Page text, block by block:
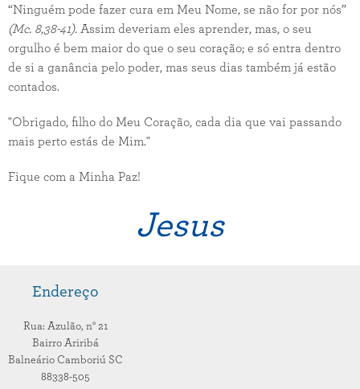
“Ninguém pode fazer cura em Meu Nome, se não for por nós”
(Mc. 8,38-41). Assim deveriam eles aprender, mas, o seu
orgulho é bem maior do que o seu coração; e só entra dentro
de si a ganância pelo poder, mas seus dias também já estão
contados.
"Obrigado, filho do Meu Coração, cada dia que vai passando
mais perto estás de Mim."
Fique com a Minha Paz!
Jesus
Endereço
Rua: Azulão, n° 21
Bairro Ariribá
Balneário Camboriú SC
88338-505